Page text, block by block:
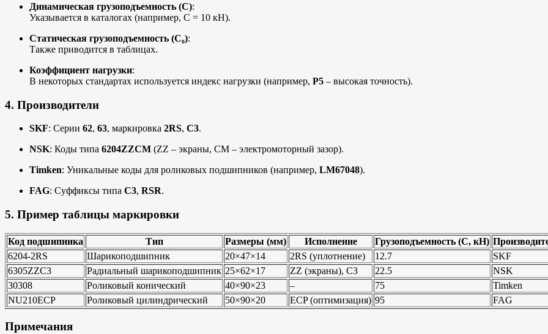
Динамическая грузоподъемность (C):
Указывается в каталогах (например, C = 10 кН).
Статическая грузоподъемность (C₀):
Также приводится в таблицах.
Коэффициент нагрузки:
В некоторых стандартах используется индекс нагрузки (например, P5 – высокая точность).
4. Производители
SKF: Серии 62, 63, маркировка 2RS, C3.
NSK: Коды типа 6204ZZCM (ZZ – экраны, CM – электромоторный зазор).
Timken: Уникальные коды для роликовых подшипников (например, LM67048).
FAG: Суффиксы типа C3, RSR.
5. Пример таблицы маркировки
Код подшипника Тип Размеры (мм) Исполнение Грузоподъемность (C, кН)
6204-2RS
Шарикоподшипник 20×47×14 2RS (уплотнение) 12.7
SKF
6305ZZC3
Радиальный шарикоподшипник 25×62×17 ZZ (экраны), C3 22.5
NSK
30308
Роликовый конический 40×90×23 – 75
Timken
NU210ECP
Роликовый цилиндрический 50×90×20 ECP (оптимизация) 95 FAG
Примечания